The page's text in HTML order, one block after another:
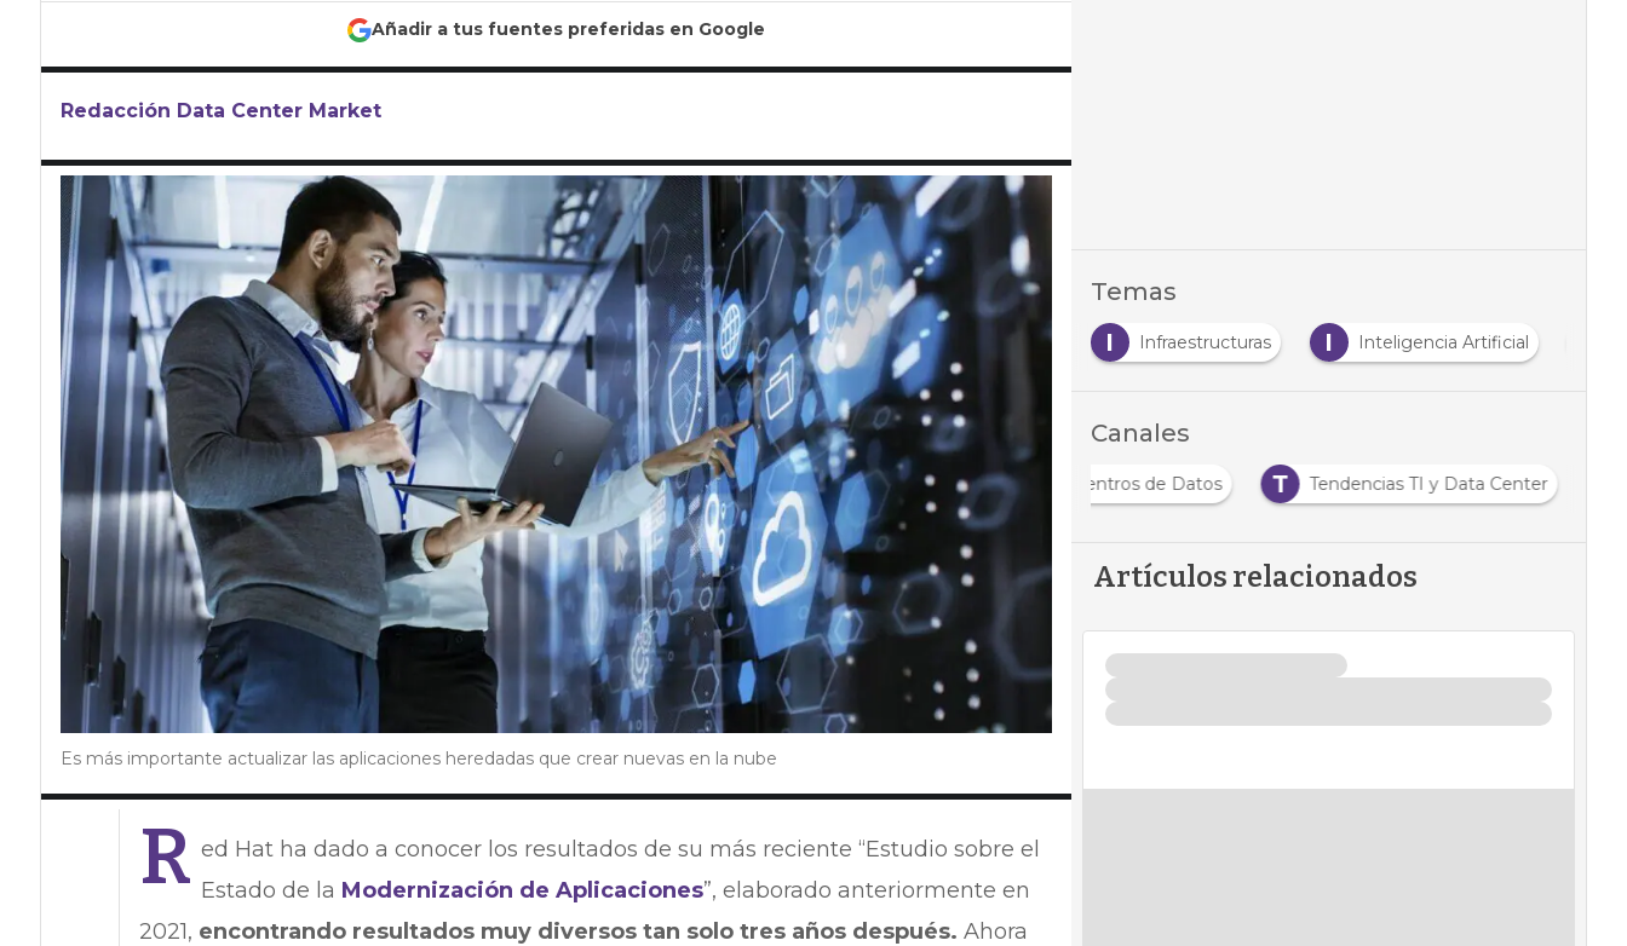
Añadir a tus fuentes preferidas en Google
Redacción Data Center Market
Es más importante actualizar las aplicaciones heredadas que crear nuevas en la nube
R ed Hat ha dado a conocer los resultados de su más reciente “Estudio sobre el
Estado de la Modernización de Aplicaciones”, elaborado anteriormente en
2021, encontrando resultados muy diversos tan solo tres años después. Ahora
Temas
A
Aplicaciones I Infraestructuras I Inteligencia Artificial
Canales
A
Análisis Centros de Datos T Tendencias TI y Data Center
Artículos relacionados